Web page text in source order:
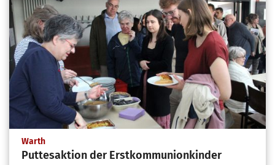
Warth:
Puttesaktion der Erstkommunionkinder